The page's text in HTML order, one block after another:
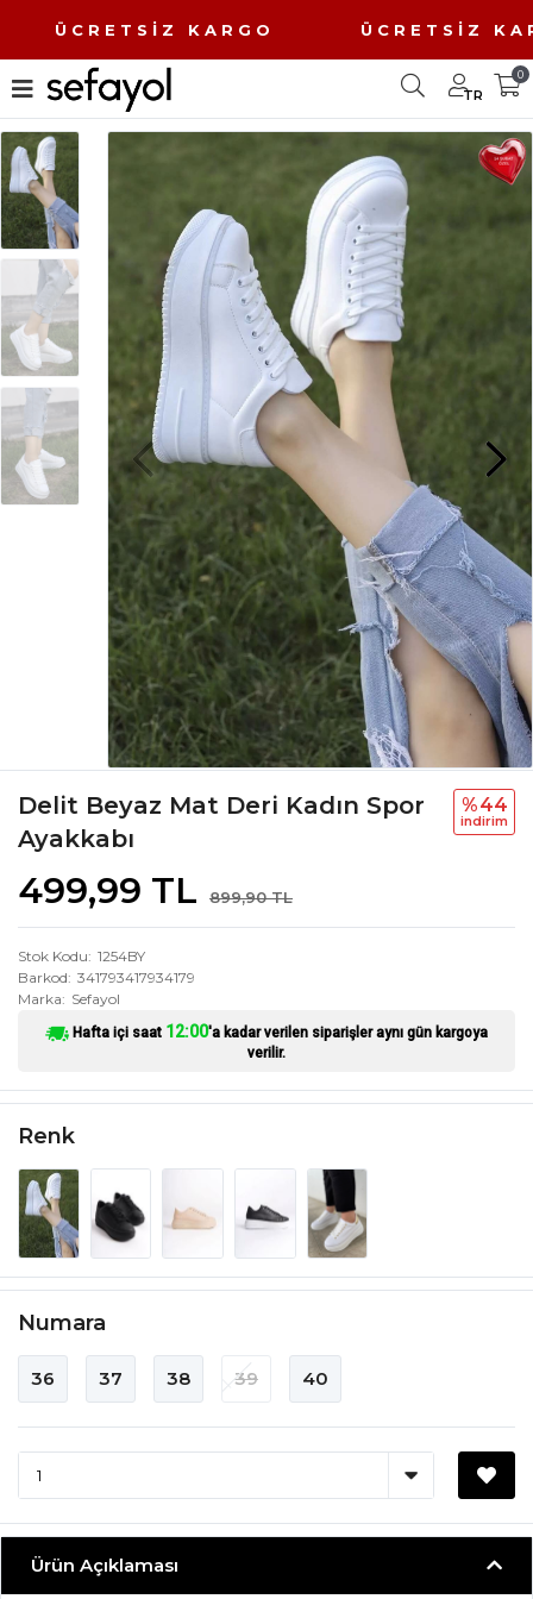
ÜCRETSİZ KARGO ÜCRETSİZ
TR
0
Delit Beyaz Mat Deri Kadın Spor
Ayakkabı
499,99 TL 899,90 TL
%44
i̇ndi̇ri̇m
Stok Kodu 1254BY
Barkod 341793417934179
Marka
Sefayol
Hafta içi saat 12:00'a kadar verilen siparişler aynı gün kargoya
verilir.
Renk
Numara
36 37 38 39 40
Ürün Açıklaması